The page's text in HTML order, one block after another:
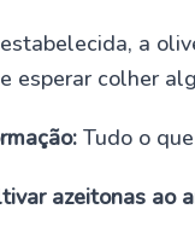
a
esperar colher
Tudo o
azeitonas ao